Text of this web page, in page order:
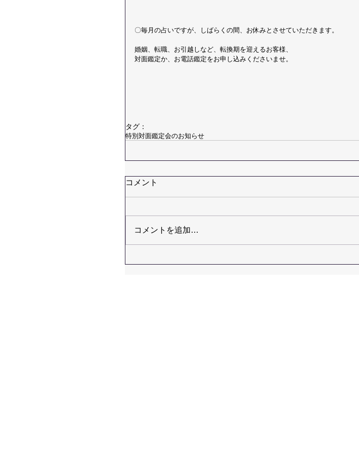
〇毎月の占いですが、しばらくの間、お休みとさせていただきます。
婚姻、転職、お引越しなど、転換期を迎えるお客様、
対面鑑定か、お電話鑑定をお申し込みくださいませ。
タグ：
特別対面鑑定会のお知らせ
コメント
コメントを追加…